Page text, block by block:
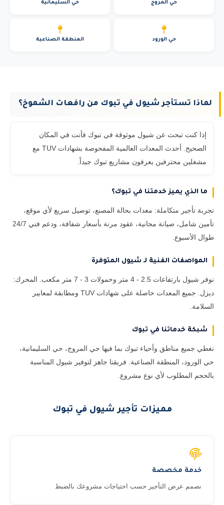
حي المروج حي السليمانية
حي الورود المنطقة الصناعية
لماذا تستأجر شيول في تبوك من رافعات الشموخ؟
إذا كنت تبحث عن شيول موثوقة في تبوك فأنت في المكان
الصحيح. أحدث المعدات العالمية المفحوصة بشهادات TUV مع
مشغلين محترفين يعرفون مشاريع تبوك جيداً.
ما الذي يميز خدمتنا في تبوك؟
تجربة تأجير متكاملة: معدات بحالة المصنع، توصيل سريع لأي موقع،
تأمين شامل، صيانة مجانية، عقود مرنة بأسعار شفافة، ودعم فني 24/7
طوال الأسبوع.
المواصفات الفنية لـ شيول المتوفرة
نوفر شيول بارتفاعات 2.5 - 4 متر وحمولات 3 - 7 متر مكعب. المحرك:
ديزل. جميع المعدات حاصلة على شهادات TUV ومطابقة لمعايير
السلامة.
شبكة خدماتنا في تبوك
نغطي جميع مناطق وأحياء تبوك بما فيها حي المروج، حي السليمانية،
حي الورود، المنطقة الصناعية. فريقنا جاهز لتوفير شيول المناسبة
بالحجم المطلوب لأي نوع مشروع.
مميزات تأجير شيول في تبوك
خدمة مخصصة
نصمم عرض التأجير حسب احتياجات مشروعك بالضبط